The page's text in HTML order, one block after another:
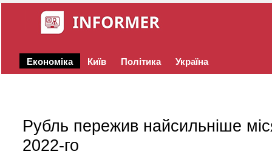
Економіка Київ Політика Україна
Рубль пережив найсильніше
2022-го